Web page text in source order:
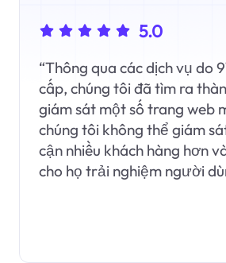
5.0
“Thông qua các dịch vụ do
cấp, chúng tôi đã tìm ra
giám sát một số trang web
chúng tôi không thể giám
cận nhiều khách hàng hơn
cho họ trải nghiệm người